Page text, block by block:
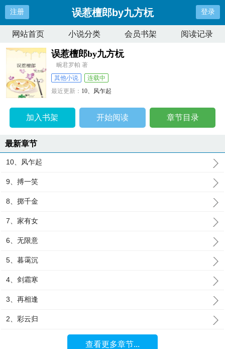
注册 误惹檀郎by九方杬 登录
网站首页 小说分类 会员书架 阅读记录
误惹檀郎by九方杬
畹君罗帕 著
其他小说
连载中
最近更新： 10、风乍起
加入书架 开始阅读 章节目录
最新章节
10、风乍起
9、搏一笑
8、掷千金
7、家有女
6、无限意
5、暮霭沉
4、剑霜寒
3、再相逢
2、彩云归
查看更多章节...